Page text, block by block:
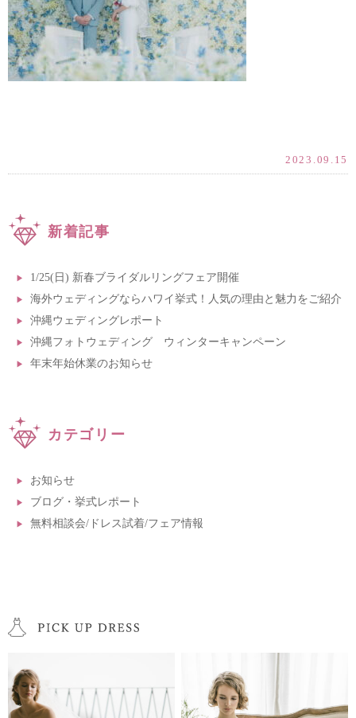
2023.09.15
新着記事
1/25(日) 新春ブライダルリングフェア開催
海外ウェディングならハワイ挙式！人気の理由と魅力をご紹介
沖縄ウェディングレポート
沖縄フォトウェディング ウィンターキャンペーン
年末年始休業のお知らせ
カテゴリー
お知らせ
ブログ・挙式レポート
無料相談会/ドレス試着/フェア情報